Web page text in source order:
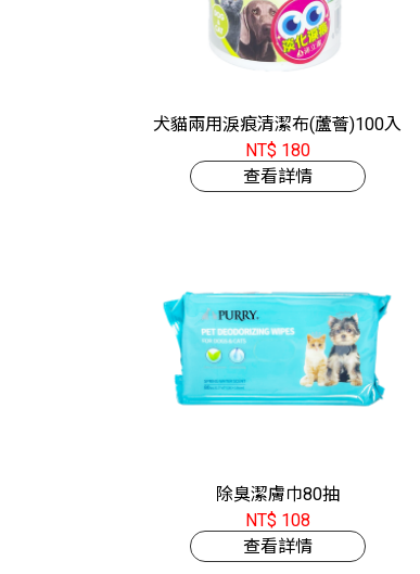
犬貓兩用淚痕清潔布(蘆薈)100入
NT$ 180
查看詳情
除臭潔膚巾80抽
NT$ 108
查看詳情